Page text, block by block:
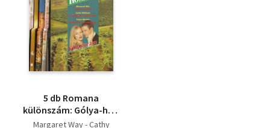
5 db Romana
különszám: Gólya-hír -
Társasági pletyka -
Margaret Way - Cathy